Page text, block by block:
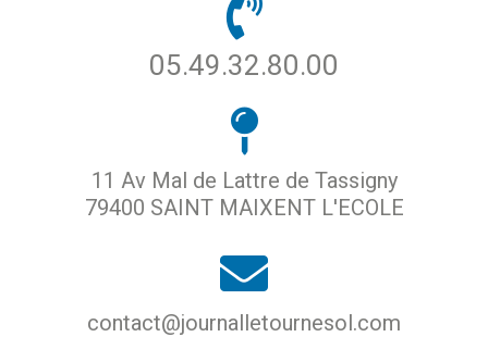
05.49.32.80.00
11 Av Mal de Lattre de Tassigny
79400 SAINT MAIXENT L'ECOLE
contact@journalletournesol.com